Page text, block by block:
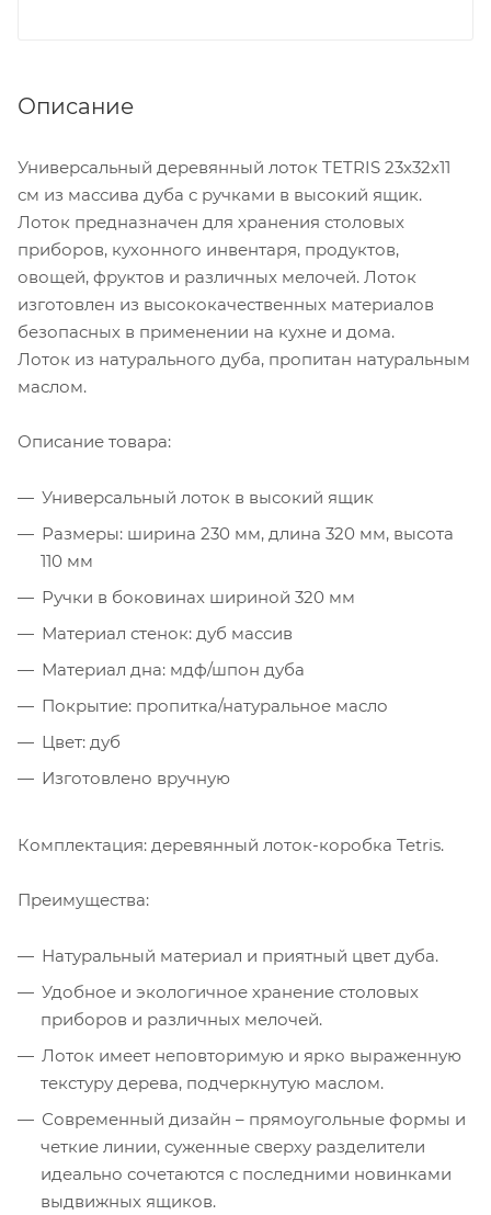
Описание
Универсальный деревянный лоток TETRIS 23х32х11
см из массива дуба с ручками в высокий ящик.
Лоток предназначен для хранения столовых
приборов, кухонного инвентаря, продуктов,
овощей, фруктов и различных мелочей. Лоток
изготовлен из высококачественных материалов
безопасных в применении на кухне и дома.
Лоток из натурального дуба, пропитан натуральным
маслом.
Описание товара:
Универсальный лоток в высокий ящик
Размеры: ширина 230 мм, длина 320 мм, высота
110 мм
Ручки в боковинах шириной 320 мм
Материал стенок: дуб массив
Материал дна: мдф/шпон дуба
Покрытие: пропитка/натуральное масло
Цвет: дуб
Изготовлено вручную
Комплектация: деревянный лоток-коробка Tetris.
Преимущества:
Натуральный материал и приятный цвет дуба.
Удобное и экологичное хранение столовых
приборов и различных мелочей.
Лоток имеет неповторимую и ярко выраженную
текстуру дерева, подчеркнутую маслом.
Современный дизайн – прямоугольные формы и
четкие линии, суженные сверху разделители
идеально сочетаются с последними новинками
выдвижных ящиков.